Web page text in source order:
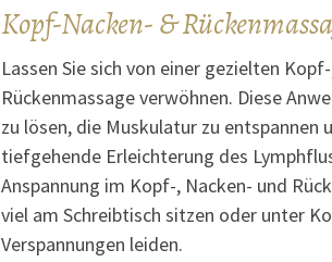
Kopf-Nacken- &
Lassen Sie sich von einer gezielten
Rückenmassage verwöhnen. Diese
zu lösen, die Muskulatur zu entspannen
tiefgehende Erleichterung des
Anspannung im Kopf-, Nacken- und
viel am Schreibtisch sitzen oder unter
Verspannungen leiden.